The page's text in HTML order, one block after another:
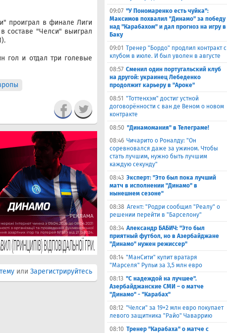
проиграл в финале Лиги
составе "Челси" выиграл
гол и отдал три голевые
или Зарегистрируйтесь
09:07 "У Пономаренко есть чуйка":
Максимов похвалил "Динамо" за победу
над "Карабахом" и дал прогноз на игру в
Баку
09:01 Тренер "Бордо" продлил контракт с
клубом в июле. И был уволен в августе
08:57 Сменил один португальский клуб
на другой: украинец Лебеденко
продолжит карьеру в "Ароке"
08:51 "Тоттенхэм" достиг устной
договорённости с ван де Веном о новом
контракте
08:50 "Динамомания" в Телеграме!
08:46 Чичарито о Роналду: "Он
соревновался даже за ужином. Чтобы
стать лучшим, нужно быть лучшим
каждую секунду"
08:43 Эксперт: "Это был пока лучший
матч в исполнении "Динамо" в
нынешнем сезоне"
08:38 Агент: "Родри сообщил "Реалу" о
решении перейти в "Барселону"
08:34 Александр БАБИЧ: "Это был
приятный футбол, но в Азербайджане
"Динамо" нужен режиссер"
08:14 "МанСити" купит вратаря
"Марселя" Рульи за 3,5 млн евро
08:13 "С надеждой на лучшее".
Азербайджанские СМИ – о матче
"Динамо" - "Карабах"
08:12 "Челси" за 19+2 млн евро покупает
левого защитника "Райо" Чаваррию
08:10 Тренер "Карабаха" о матче с